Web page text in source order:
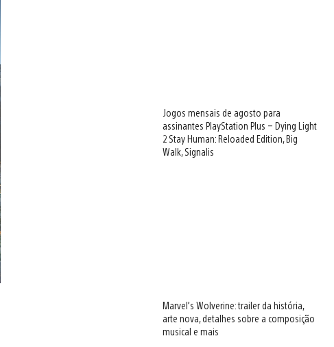
Jogos mensais de agosto para
assinantes PlayStation Plus – Dying Light
2 Stay Human: Reloaded Edition, Big
Walk, Signalis
Marvel’s Wolverine: trailer da história,
arte nova, detalhes sobre a composição
musical e mais